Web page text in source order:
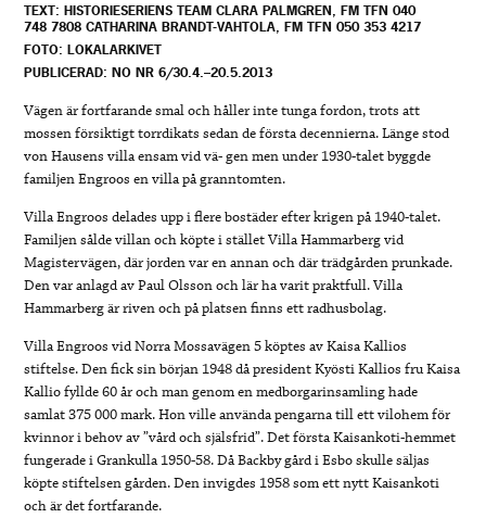
TEXT: HISTORIESERIENS TEAM CLARA PALMGREN, FM TFN 040
748 7808 CATHARINA BRANDT-VAHTOLA, FM TFN 050 353 4217
FOTO: LOKALARKIVET
PUBLICERAD: NO NR 6/30.4.–20.5.2013
Vägen är fortfarande smal och håller inte tunga fordon, trots att
mossen försiktigt torrdikats sedan de första decennierna. Länge stod
von Hausens villa ensam vid vä- gen men under 1930-talet byggde
familjen Engroos en villa på granntomten.
Villa Engroos delades upp i flere bostäder efter krigen på 1940-talet.
Familjen sålde villan och köpte i stället Villa Hammarberg vid
Magistervägen, där jorden var en annan och där trädgården prunkade.
Den var anlagd av Paul Olsson och lär ha varit praktfull. Villa
Hammarberg är riven och på platsen finns ett radhusbolag.
Villa Engroos vid Norra Mossavägen 5 köptes av Kaisa Kallios
stiftelse. Den fick sin början 1948 då president Kyösti Kallios fru Kaisa
Kallio fyllde 60 år och man genom en medborgarinsamling hade
samlat 375 000 mark. Hon ville använda pengarna till ett vilohem för
kvinnor i behov av ”vård och själsfrid”. Det första Kaisankoti-hemmet
fungerade i Grankulla 1950-58. Då Backby gård i Esbo skulle säljas
köpte stiftelsen gården. Den invigdes 1958 som ett nytt Kaisankoti
och är det fortfarande.